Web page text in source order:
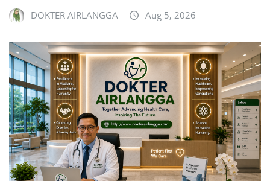
DOKTER AIRLANGGA Aug 5, 2026